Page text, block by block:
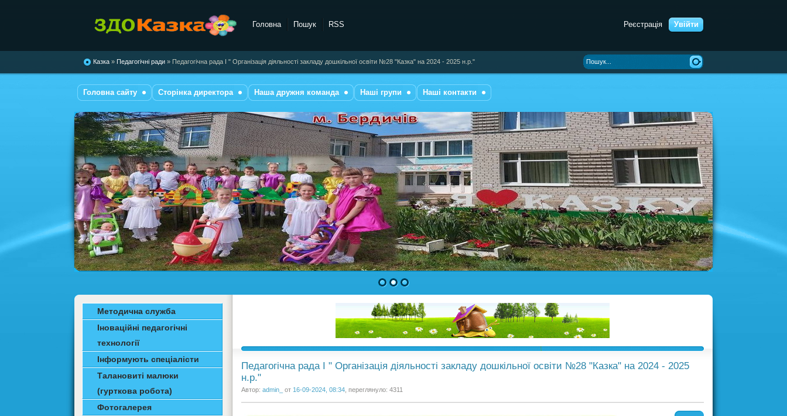
"Казка"
Реєстрація Увійти
Головна Пошук RSS
Казка » Педагогічні ради » Педагогічна рада І " Організація діяльності закладу дошкільної освіти №28 "Казка" на 2024 - 2025 н.р."
Головна сайту Сторінка директора Наша дружня команда Наші групи Наші контакти
1 2 3
Педагогічна рада І " Організація діяльності закладу дошкільної освіти №28 "Казка" на 2024 - 2025
н.р."
Автор: admin_ от 16-09-2024, 08:34 , переглянуло: 4311
Методична служба
Іноваційні педагогічні
технології
Інформують спеціалісти
Талановиті малюки
(гурткова робота)
Фотогалерея